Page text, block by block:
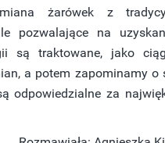
żarówek z
pozwalające na
są traktowane, jako
a potem zapominamy o
odpowiedzialne za